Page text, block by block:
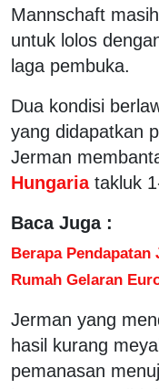
Mannschaft
untuk lolos
laga pembuka.
Dua kondisi
yang didapatkan
Jerman
Hungaria takluk
Baca Juga :
Berapa Pendapatan
Rumah Gelaran
Jerman yang
hasil kurang
pemanasan